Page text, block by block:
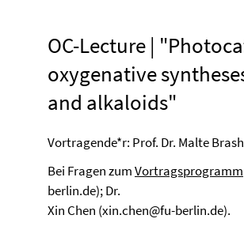
OC-Lecture |
oxygenative
and alkaloids"
Vortragende*r: Prof. Dr. Malte
Bei Fragen zumVortragsprogramm
berlin.de); Dr.
Xin Chen (xin.chen@fu-berlin.de).